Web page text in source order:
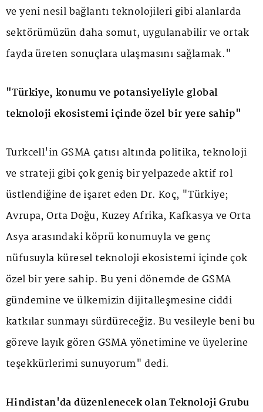
ve yeni nesil bağlantı teknolojileri gibi alanlarda
sektörümüzün daha somut, uygulanabilir ve ortak
fayda üreten sonuçlara ulaşmasını sağlamak."
"Türkiye, konumu ve potansiyeliyle global
teknoloji ekosistemi içinde özel bir yere sahip"
Turkcell'in GSMA çatısı altında politika, teknoloji
ve strateji gibi çok geniş bir yelpazede aktif rol
üstlendiğine de işaret eden Dr. Koç, "Türkiye;
Avrupa, Orta Doğu, Kuzey Afrika, Kafkasya ve Orta
Asya arasındaki köprü konumuyla ve genç
nüfusuyla küresel teknoloji ekosistemi içinde çok
özel bir yere sahip. Bu yeni dönemde de GSMA
gündemine ve ülkemizin dijitalleşmesine ciddi
katkılar sunmayı sürdüreceğiz. Bu vesileyle beni bu
göreve layık gören GSMA yönetimine ve üyelerine
teşekkürlerimi sunuyorum" dedi.
Hindistan'da düzenlenecek olan Teknoloji Grubu